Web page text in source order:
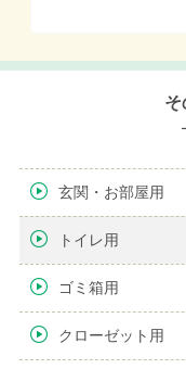
そ
玄関・お部屋用
トイレ用
ゴミ箱用
クローゼット用